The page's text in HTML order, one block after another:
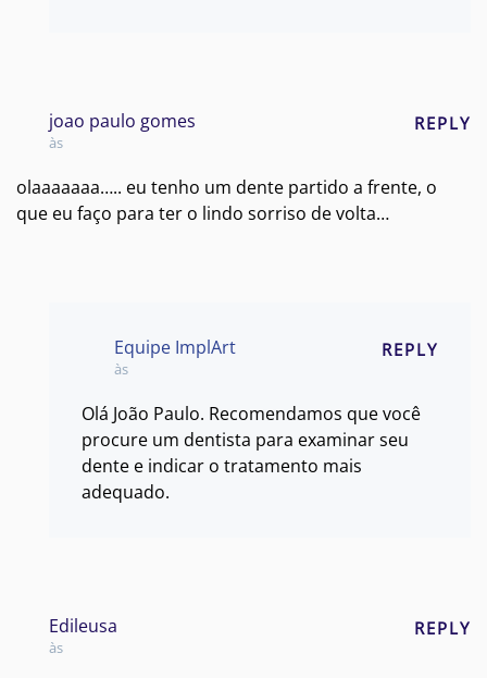
joao paulo gomes
às
REPLY
olaaaaaaa….. eu tenho um dente partido a frente, o
que eu faço para ter o lindo sorriso de volta…
Equipe ImplArt
às
REPLY
Olá João Paulo. Recomendamos que você
procure um dentista para examinar seu
dente e indicar o tratamento mais
adequado.
Edileusa
às
REPLY